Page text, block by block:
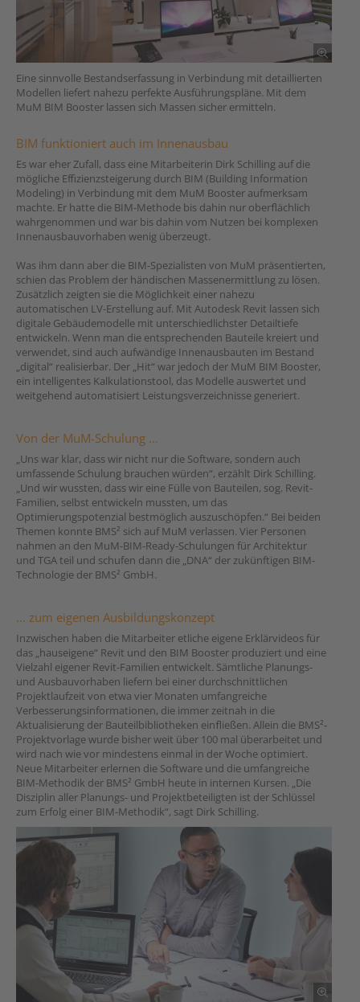
Eine sinnvolle Bestandserfassung in Verbindung mit detaillierten
Modellen liefert nahezu perfekte Ausführungspläne. Mit dem
MuM BIM Booster lassen sich Massen sicher ermitteln.
BIM funktioniert auch im Innenausbau
Es war eher Zufall, dass eine Mitarbeiterin Dirk Schilling auf die
mögliche Efﬁzienzsteigerung durch BIM (Building Information
Modeling) in Verbindung mit dem MuM Booster aufmerksam
machte. Er hatte die BIM-Methode bis dahin nur oberﬂächlich
wahrgenommen und war bis dahin vom Nutzen bei komplexen
Innenausbauvorhaben wenig überzeugt.
Was ihm dann aber die BIM-Spezialisten von MuM präsentierten,
schien das Problem der händischen Massenermittlung zu lösen.
Zusätzlich zeigten sie die Möglichkeit einer nahezu
automatischen LV-Erstellung auf. Mit Autodesk Revit lassen sich
digitale Gebäudemodelle mit unterschiedlichster Detailtiefe
entwickeln. Wenn man die entsprechenden Bauteile kreiert und
verwendet, sind auch aufwändige Innenausbauten im Bestand
„digital“ realisierbar. Der „Hit“ war jedoch der MuM BIM Booster,
ein intelligentes Kalkulationstool, das Modelle auswertet und
weitgehend automatisiert Leistungsverzeichnisse generiert.
Von der MuM-Schulung …
„Uns war klar, dass wir nicht nur die Software, sondern auch
umfassende Schulung brauchen würden“, erzählt Dirk Schilling.
„Und wir wussten, dass wir eine Fülle von Bauteilen, sog. Revit-
Familien, selbst entwickeln mussten, um das
Optimierungspotenzial bestmöglich auszuschöpfen.“ Bei beiden
Themen konnte BMS² sich auf MuM verlassen. Vier Personen
nahmen an den MuM-BIM-Ready-Schulungen für Architektur
und TGA teil und schufen dann die „DNA“ der zukünftigen BIM-
Technologie der BMS² GmbH.
… zum eigenen Ausbildungskonzept
Inzwischen haben die Mitarbeiter etliche eigene Erklärvideos für
das „hauseigene“ Revit und den BIM Booster produziert und eine
Vielzahl eigener Revit-Familien entwickelt. Sämtliche Planungs-
und Ausbauvorhaben liefern bei einer durchschnittlichen
Projektlaufzeit von etwa vier Monaten umfangreiche
Verbesserungsinformationen, die immer zeitnah in die
Aktualisierung der Bauteilbibliotheken einﬂießen. Allein die BMS²-
Projektvorlage wurde bisher weit über 100 mal überarbeitet und
wird nach wie vor mindestens einmal in der Woche optimiert.
Neue Mitarbeiter erlernen die Software und die umfangreiche
BIM-Methodik der BMS² GmbH heute in internen Kursen. „Die
Disziplin aller Planungs- und Projektbeteiligten ist der Schlüssel
zum Erfolg einer BIM-Methodik“, sagt Dirk Schilling.